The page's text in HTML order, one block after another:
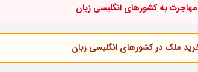
مهاجرت به کشورهای انگلیسی زبان
ملک در کشورهای انگلیسی زبان